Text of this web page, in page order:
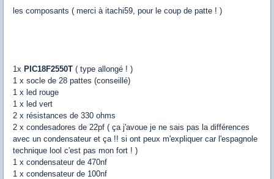
les composants ( merci à itachi59, pour le coup de patte ! )
1x PIC18F2550T ( type allongé ! )
1 x socle de 28 pattes (conseillé)
1 x led rouge
1 x led vert
2 x résistances de 330 ohms
2 x condesadores de 22pf ( ça j'avoue je ne sais pas la différences
avec un condensateur et ça !! si ont peux m'expliquer car l'espagnole
technique lool c'est pas mon fort ! )
1 x condensateur de 470nf
1 x condensateur de 100nf